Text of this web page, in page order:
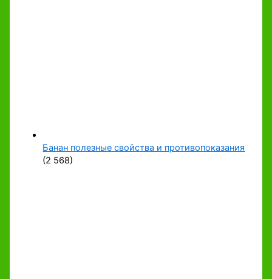
Банан полезные свойства и противопоказания
(2 568)